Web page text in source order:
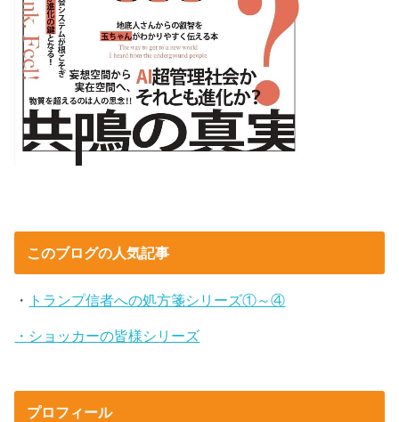
このブログの人気記事
・ トランプ信者への処方箋シリーズ①～④
・ショッカーの皆様シリーズ
プロフィール